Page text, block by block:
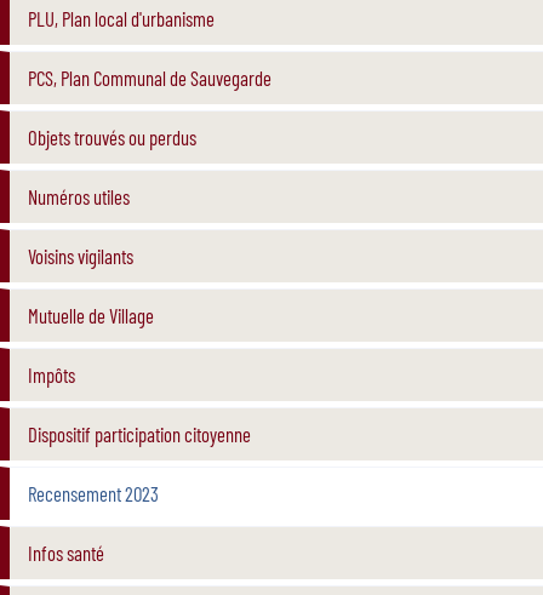
PLU, Plan local d'urbanisme
PCS, Plan Communal de Sauvegarde
Objets trouvés ou perdus
Numéros utiles
Voisins vigilants
Mutuelle de Village
Impôts
Dispositif participation citoyenne
Recensement 2023
Infos santé